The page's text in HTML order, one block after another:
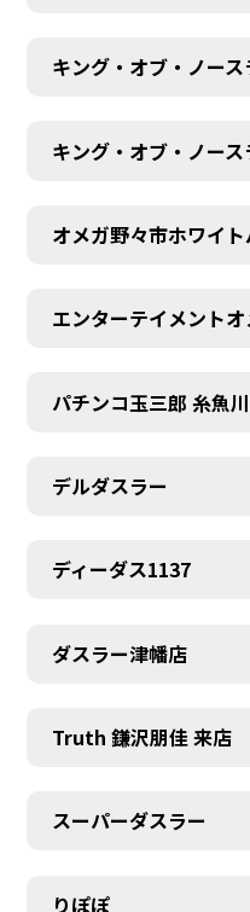
キング・オブ・ノー
キング・オブ・ノー
オメガ野々市ホワイ
エンターテイメント
パチンコ玉三郎 糸魚
デルダスラー
ディーダス1137
ダスラー津幡店
Truth 鎌沢朋佳 来店
スーパーダスラー
りぽぽ